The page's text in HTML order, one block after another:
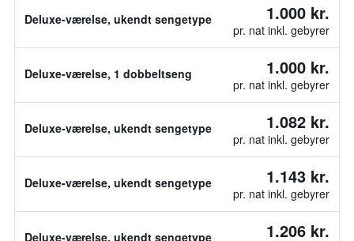
Deluxe-værelse, ukendt sengetype 1.000 kr.
pr. nat inkl. gebyrer
Deluxe-værelse, 1 dobbeltseng 1.000 kr.
pr. nat inkl. gebyrer
Deluxe-værelse, ukendt sengetype 1.082 kr.
pr. nat inkl. gebyrer
Deluxe-værelse, ukendt sengetype 1.143 kr.
pr. nat inkl. gebyrer
Deluxe-værelse, ukendt sengetype 1.206 kr.